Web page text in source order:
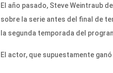
El año pasado, Steve Weintraub
sobre la serie antes del final de
la segunda temporada del
El actor, que supuestamente